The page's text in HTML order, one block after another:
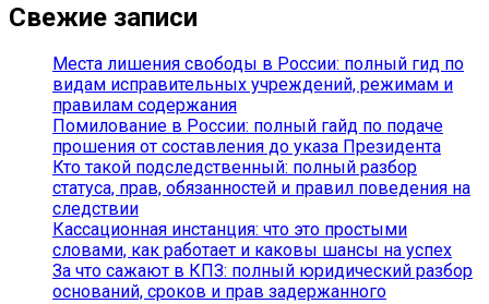
Свежие записи
Места лишения свободы в России: полный гид по
видам исправительных учреждений, режимам и
правилам содержания
Помилование в России: полный гайд по подаче
прошения от составления до указа Президента
Кто такой подследственный: полный разбор
статуса, прав, обязанностей и правил поведения на
следствии
Кассационная инстанция: что это простыми
словами, как работает и каковы шансы на успех
За что сажают в КПЗ: полный юридический разбор
оснований, сроков и прав задержанного